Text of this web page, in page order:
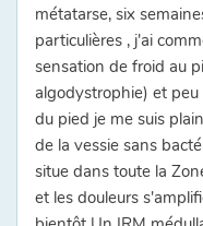
métatarse, six
particulières , j'ai
sensation de froid au
algodystrophie) et
du pied je me suis
de la vessie sans
situe dans toute la
et les douleurs